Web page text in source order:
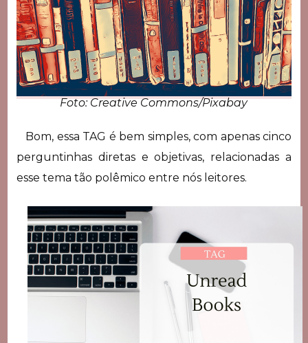
Foto: Creative Commons/Pixabay
Bom, essa TAG é bem simples, com apenas cinco
perguntinhas diretas e objetivas, relacionadas a
esse tema tão polêmico entre nós leitores.